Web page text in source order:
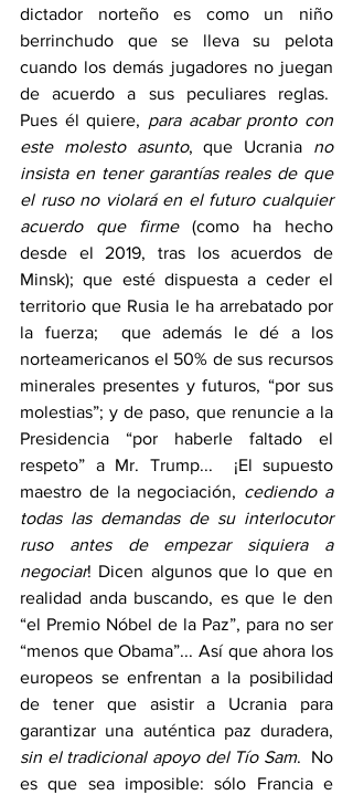
dictador norteño es como un niño
berrinchudo que se lleva su pelota
cuando los demás jugadores no juegan
de acuerdo a sus peculiares reglas.
Pues él quiere, para acabar pronto con
este molesto asunto, que Ucrania no
insista en tener garantías reales de que
el ruso no violará en el futuro cualquier
acuerdo que firme (como ha hecho
desde el 2019, tras los acuerdos de
Minsk); que esté dispuesta a ceder el
territorio que Rusia le ha arrebatado por
la fuerza;  que además le dé a los
norteamericanos el 50% de sus recursos
minerales presentes y futuros, “por sus
molestias”; y de paso, que renuncie a la
Presidencia “por haberle faltado el
respeto” a Mr. Trump...  ¡El supuesto
maestro de la negociación, cediendo a
todas las demandas de su interlocutor
ruso antes de empezar siquiera a
negociar! Dicen algunos que lo que en
realidad anda buscando, es que le den
“el Premio Nóbel de la Paz”, para no ser
“menos que Obama”... Así que ahora los
europeos se enfrentan a la posibilidad
de tener que asistir a Ucrania para
sin el tradicional apoyo del Tío Sam.  No
es que sea imposible: sólo Francia e